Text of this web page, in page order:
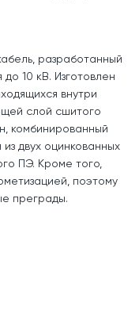
разработанный
10 кВ. Изготовлен
внутри
слой сшитого
комбинированный
двух оцинкованных
ПЭ. Кроме того,
поэтому
преграды.